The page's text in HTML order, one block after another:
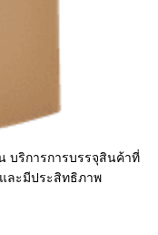
บริการการบรรจุสินค้าที่
ละมีประสิทธิภาพ